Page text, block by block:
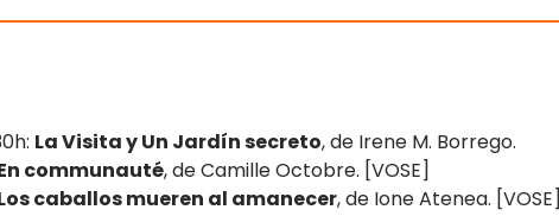
La Visita y Un Jardín secreto, de Irene M. Borrego.
communauté, de Camille Octobre. [VOSE]
caballos mueren al amanecer, de Ione Atenea. [VOSE]